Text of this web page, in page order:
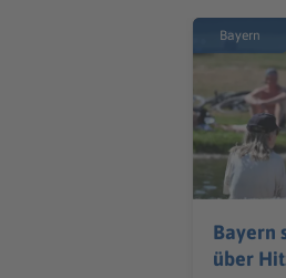
Bayern
Bayern
über